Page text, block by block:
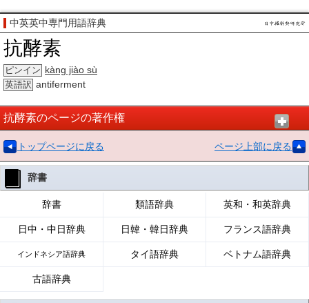
中英英中専門用語辞典
抗酵素
ピンイン kàng jiào sù
英語訳 antiferment
抗酵素のページの著作権
トップページに戻る ページ上部に戻る
辞書
辞書 類語辞典 英和・和英辞典
日中・中日辞典 日韓・韓日辞典 フランス語辞典
インドネシア語辞典 タイ語辞典 ベトナム語辞典
古語辞典